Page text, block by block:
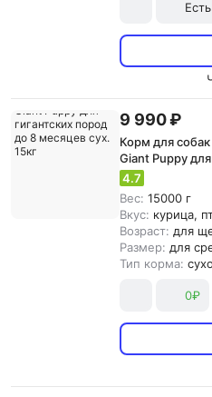
Есть
9 990 ₽
Корм для
Giant Puppy
месяцев сух.
4.7
Вес: 15000 г
Вкус: курица,
Возраст: для
Размер: для
Тип корма:
0₽